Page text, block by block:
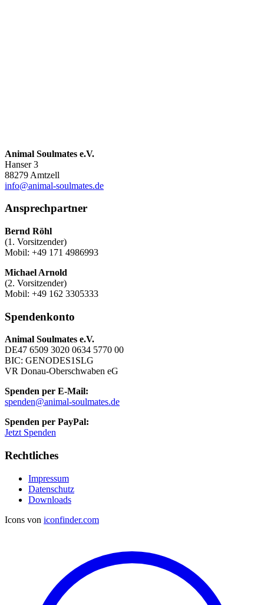
Animal Soulmates e.V.
Hanser 3
88279 Amtzell
info@animal-soulmates.de
Ansprechpartner
Bernd Röhl
(1. Vorsitzender)
Mobil: +49 171 4986993
Michael Arnold
(2. Vorsitzender)
Mobil: +49 162 3305333
Spendenkonto
Animal Soulmates e.V.
DE47 6509 3020 0634 5770 00
BIC: GENODES1SLG
VR Donau-Oberschwaben eG
Spenden per E-Mail:
spenden@animal-soulmates.de
Spenden per PayPal:
Jetzt Spenden
Rechtliches
Impressum
Datenschutz
Downloads
Icons von iconfinder.com